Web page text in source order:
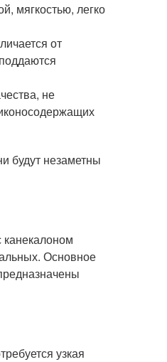
мягкостью, легко
от
не
будут незаметны
Основное
узкая